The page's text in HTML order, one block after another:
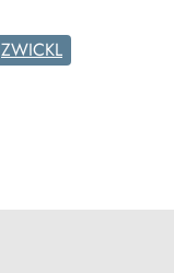
ZWICKL